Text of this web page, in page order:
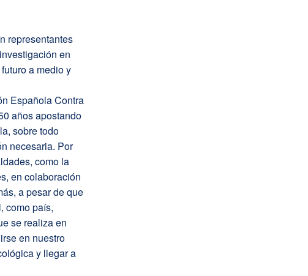
representantes
en
a medio y
Española Contra
años apostando
sobre todo
necesaria. Por
como la
en colaboración
a pesar de que
como país,
se realiza en
en nuestro
y llegar a